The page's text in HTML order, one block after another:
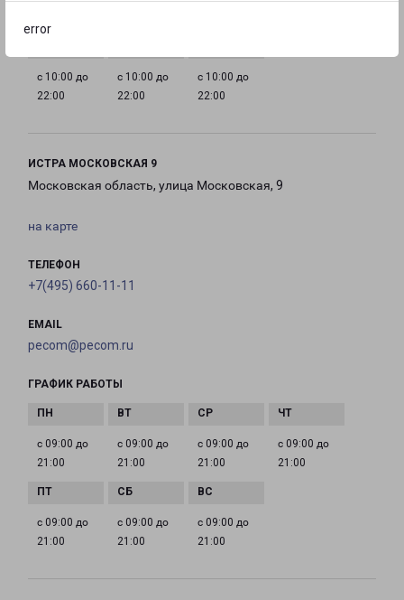
error
с 10:00 до
22:00
с 10:00 до
22:00
с 10:00 до
22:00
ИСТРА МОСКОВСКАЯ 9
Московская область, улица Московская, 9
на карте
ТЕЛЕФОН
+7(495) 660-11-11
EMAIL
pecom@pecom.ru
ГРАФИК РАБОТЫ
с 09:00 до
21:00
с 09:00 до
21:00
с 09:00 до
21:00
с 09:00 до
21:00
с 09:00 до
21:00
с 09:00 до
21:00
с 09:00 до
21:00